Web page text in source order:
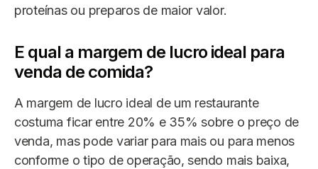
proteínas ou preparos de maior valor.
E qual a margem de lucro ideal para
venda de comida?
A margem de lucro ideal de um restaurante
costuma ficar entre 20% e 35% sobre o preço de
venda, mas pode variar para mais ou para menos
conforme o tipo de operação, sendo mais baixa,